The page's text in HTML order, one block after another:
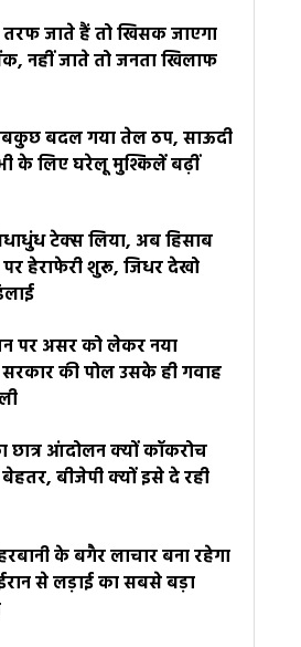
जाते हैं तो खिसक जाएगा
नहीं जाते तो जनता खिलाफ
बदल गया तेल ठप, साऊदी
के लिए घरेलू मुश्किलें बढ़ीं
टेक्स लिया, अब हिसाब
हेराफेरी शुरू, जिधर देखो
पर असर को लेकर नया
की पोल उसके ही गवाह
छात्र आंदोलन क्यों कॉकरोच
बेहतर, बीजेपी क्यों इसे दे रही
के बगैर लाचार बना रहेगा
से लड़ाई का सबसे बड़ा